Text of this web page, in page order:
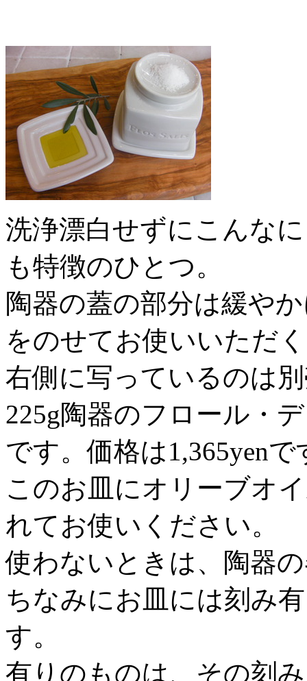
洗浄漂白せずにこんな
も特徴のひとつ。
陶器の蓋の部分は緩や
をのせてお使いいただ
右側に写っているのは
225g陶器のフロール・
です。価格は1,365yenで
このお皿にオリーブオ
れてお使いください。
使わないときは、陶器
ちなみにお皿には刻み
す。
有りのものは、その刻